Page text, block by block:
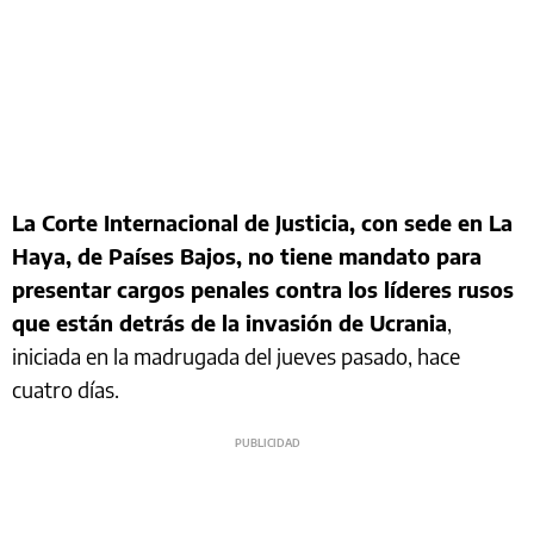
La Corte Internacional de Justicia, con sede en La
Haya, de Países Bajos, no tiene mandato para
presentar cargos penales contra los líderes rusos
que están detrás de la invasión de Ucrania,
iniciada en la madrugada del jueves pasado, hace
cuatro días.